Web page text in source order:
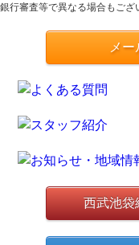
銀行審査等で異なる場合もござ
メ
西武池袋